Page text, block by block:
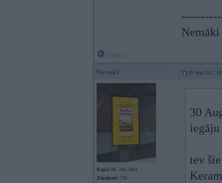
ShrankY 30. Aug 2017,
Kopš: 06. Jun 2003
Ziņojumi: 736
30
tev